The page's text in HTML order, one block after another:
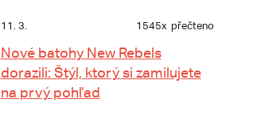
11. 3. 1545x přečteno
Nové batohy New Rebels
dorazili: Štýl, ktorý si zamilujete
na prvý pohľad